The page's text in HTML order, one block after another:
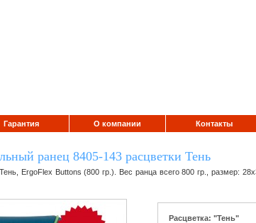
Гарантия О компании Контакты
ранец 8405-143 расцветки Тень
ErgoFlex Buttons (800 гр.). Вес ранца всего 800 гр., размер:
Расцветка: "Тень"